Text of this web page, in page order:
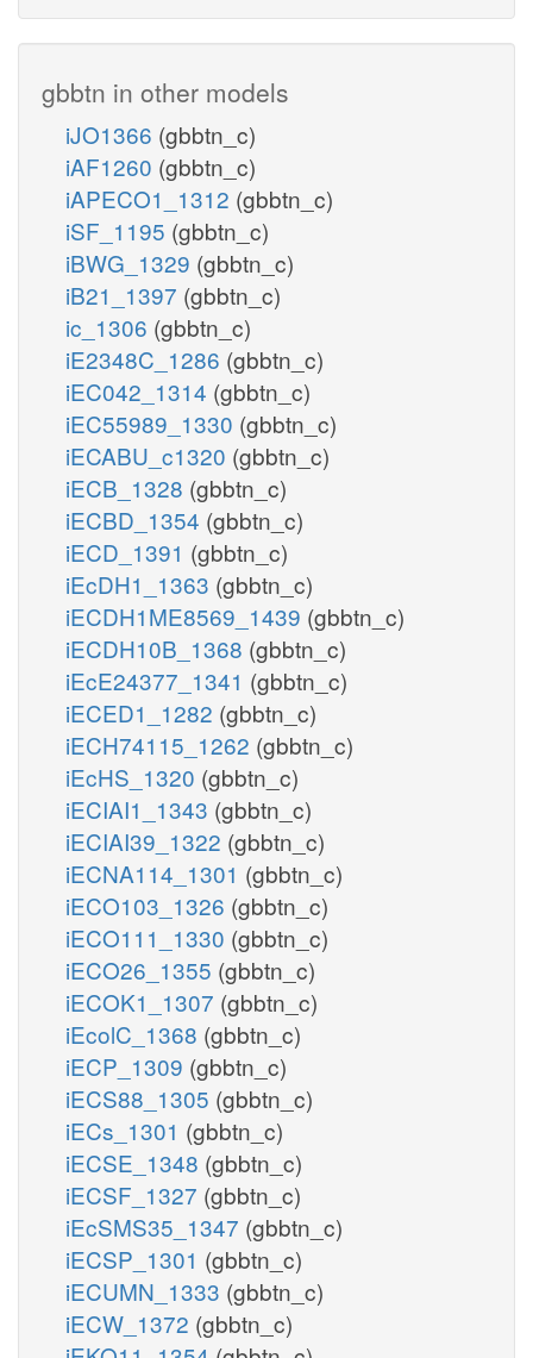
gbbtn in other models
iJO1366 (gbbtn_c)
iAF1260 (gbbtn_c)
iAPECO1_1312 (gbbtn_c)
iSF_1195 (gbbtn_c)
iBWG_1329 (gbbtn_c)
iB21_1397 (gbbtn_c)
ic_1306 (gbbtn_c)
iE2348C_1286 (gbbtn_c)
iEC042_1314 (gbbtn_c)
iEC55989_1330 (gbbtn_c)
iECABU_c1320 (gbbtn_c)
iECB_1328 (gbbtn_c)
iECBD_1354 (gbbtn_c)
iECD_1391 (gbbtn_c)
iEcDH1_1363 (gbbtn_c)
iECDH1ME8569_1439 (gbbtn_c)
iECDH10B_1368 (gbbtn_c)
iEcE24377_1341 (gbbtn_c)
iECED1_1282 (gbbtn_c)
iECH74115_1262 (gbbtn_c)
iEcHS_1320 (gbbtn_c)
iECIAI1_1343 (gbbtn_c)
iECIAI39_1322 (gbbtn_c)
iECNA114_1301 (gbbtn_c)
iECO103_1326 (gbbtn_c)
iECO111_1330 (gbbtn_c)
iECO26_1355 (gbbtn_c)
iECOK1_1307 (gbbtn_c)
iEcolC_1368 (gbbtn_c)
iECP_1309 (gbbtn_c)
iECS88_1305 (gbbtn_c)
iECs_1301 (gbbtn_c)
iECSE_1348 (gbbtn_c)
iECSF_1327 (gbbtn_c)
iEcSMS35_1347 (gbbtn_c)
iECSP_1301 (gbbtn_c)
iECUMN_1333 (gbbtn_c)
iECW_1372 (gbbtn_c)